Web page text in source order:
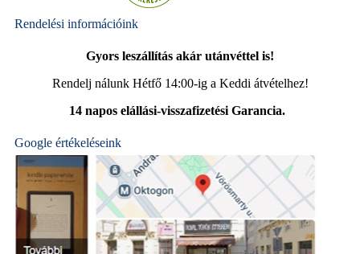
Rendelési információink
Gyors leszállítás akár utánvéttel is!
Rendelj nálunk Hétfő 14:00-ig a Keddi átvételhez!
14 napos elállási-visszafizetési Garancia.
Google értékeléseink